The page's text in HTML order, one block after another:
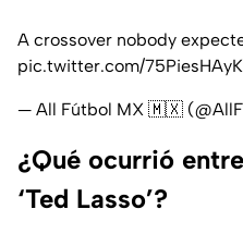
A crossover nobody
pic.twitter.com/75PiesHAyK
— All Fútbol MX 🇲🇽
¿Qué ocurrió
‘Ted Lasso’?